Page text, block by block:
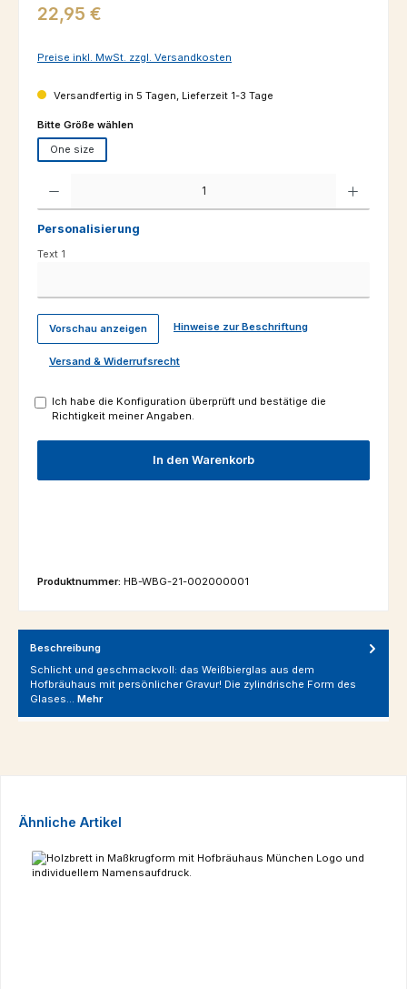
Regulärer Preis:
22,95 €
Preise inkl. MwSt. zzgl. Versandkosten
Versandfertig in 5 Tagen, Lieferzeit 1-3 Tage
Bitte Größe wählenauswählen
One size
Personalisierung
Text 1
Vorschau anzeigen Hinweise zur Beschriftung
Versand & Widerrufsrecht
Ich habe die Konfiguration überprüft und bestätige die
Richtigkeit meiner Angaben.
In den Warenkorb
Produktnummer: HB-WBG-21-002000001
Beschreibung
Schlicht und geschmackvoll: das Weißbierglas aus dem
Hofbräuhaus mit persönlicher Gravur! Die zylindrische Form des
Glases… Mehr
Produktgalerie überspringen
Ähnliche Artikel